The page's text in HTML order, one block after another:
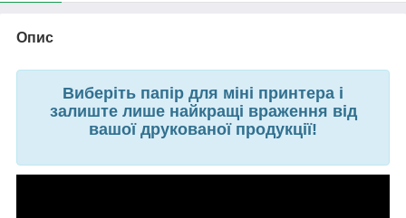
Опис
Виберіть папір для міні принтера і
залиште лише найкращі враження від
вашої друкованої продукції!